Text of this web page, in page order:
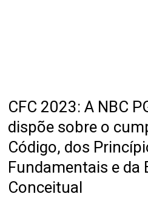
CFC 2023: A NBC
dispõe sobre o
Código, dos
Fundamentais e da
Conceitual